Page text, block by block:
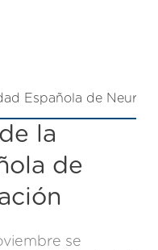
la
de
se
Española de